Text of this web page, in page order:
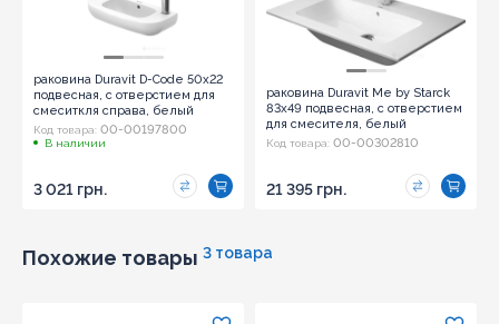
раковина Duravit D-Code 50х22
подвесная, с отверстием для
смеситкля справа, белый
(07065000082)
Код товара: 00-00197800
В наличии
3 021 грн.
раковина Duravit Me by Starck
83х49 подвесная, с отверстием
для смесителя, белый
(2336830000)
Код товара: 00-00302810
21 395 грн.
Похожие товары 3 товара